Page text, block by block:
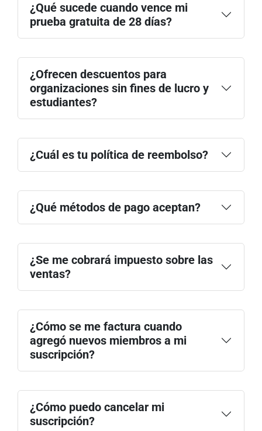
¿Qué sucede cuando vence mi
prueba gratuita de 28 días?
¿Ofrecen descuentos para
organizaciones sin fines de lucro y
estudiantes?
comunícate
¿Cuál es tu política de reembolso?
¿Qué métodos de pago aceptan?
¿Se me cobrará impuesto sobre las
ventas?
¿Cómo se me factura cuando
agregó nuevos miembros a mi
suscripción?
¿Cómo puedo cancelar mi
suscripción?